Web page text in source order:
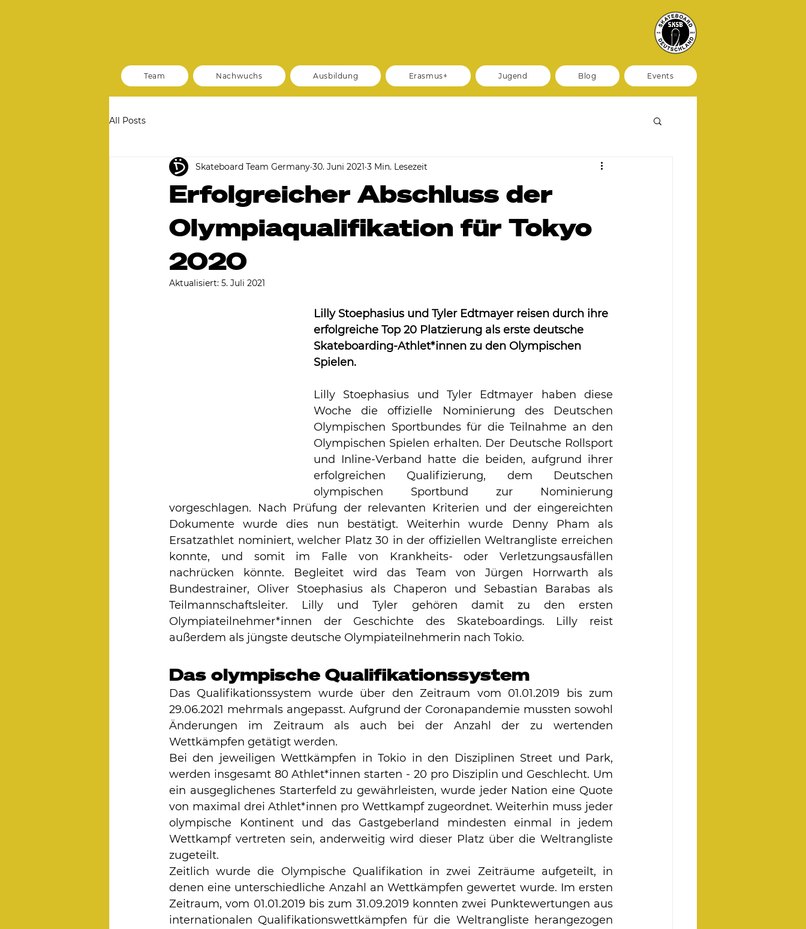
Team Nachwuchs Ausbildung Erasmus+ Jugend Blog Events
All Posts
Erfolgreicher Abschluss der
Olympiaqualifikation für Tokyo
2020
Skateboard Team Germany 30. Juni 2021 3 Min. Lesezeit
Aktualisiert: 5. Juli 2021
Lilly Stoephasius und Tyler Edtmayer reisen durch ihre
erfolgreiche Top 20 Platzierung als erste deutsche
Skateboarding-Athlet*innen zu den Olympischen
Spielen.
Lilly Stoephasius und Tyler Edtmayer haben diese
Woche die offizielle Nominierung des Deutschen
Olympischen Sportbundes für die Teilnahme an den
Olympischen Spielen erhalten. Der Deutsche Rollsport
und Inline-Verband hatte die beiden, aufgrund ihrer
erfolgreichen Qualifizierung, dem Deutschen
olympischen Sportbund zur Nominierung
vorgeschlagen. Nach Prüfung der relevanten Kriterien und der eingereichten
Dokumente wurde dies nun bestätigt. Weiterhin wurde Denny Pham als
Ersatzathlet nominiert, welcher Platz 30 in der offiziellen Weltrangliste erreichen
konnte, und somit im Falle von Krankheits- oder Verletzungsausfällen
nachrücken könnte. Begleitet wird das Team von Jürgen Horrwarth als
Bundestrainer, Oliver Stoephasius als Chaperon und Sebastian Barabas als
Teilmannschaftsleiter. Lilly und Tyler gehören damit zu den ersten
Olympiateilnehmer*innen der Geschichte des Skateboardings. Lilly reist
außerdem als jüngste deutsche Olympiateilnehmerin nach Tokio.
Das olympische Qualifikationssystem
Das Qualifikationssystem wurde über den Zeitraum vom 01.01.2019 bis zum
29.06.2021 mehrmals angepasst. Aufgrund der Coronapandemie mussten sowohl
Änderungen im Zeitraum als auch bei der Anzahl der zu wertenden
Wettkämpfen getätigt werden.
Bei den jeweiligen Wettkämpfen in Tokio in den Disziplinen Street und Park,
werden insgesamt 80 Athlet*innen starten - 20 pro Disziplin und Geschlecht. Um
ein ausgeglichenes Starterfeld zu gewährleisten, wurde jeder Nation eine Quote
von maximal drei Athlet*innen pro Wettkampf zugeordnet. Weiterhin muss jeder
olympische Kontinent und das Gastgeberland mindesten einmal in jedem
Wettkampf vertreten sein, anderweitig wird dieser Platz über die Weltrangliste
zugeteilt.
Zeitlich wurde die Olympische Qualifikation in zwei Zeiträume aufgeteilt, in
denen eine unterschiedliche Anzahl an Wettkämpfen gewertet wurde. Im ersten
Zeitraum, vom 01.01.2019 bis zum 31.09.2019 konnten zwei Punktewertungen aus
internationalen Qualifikationswettkämpfen für die Weltrangliste herangezogen